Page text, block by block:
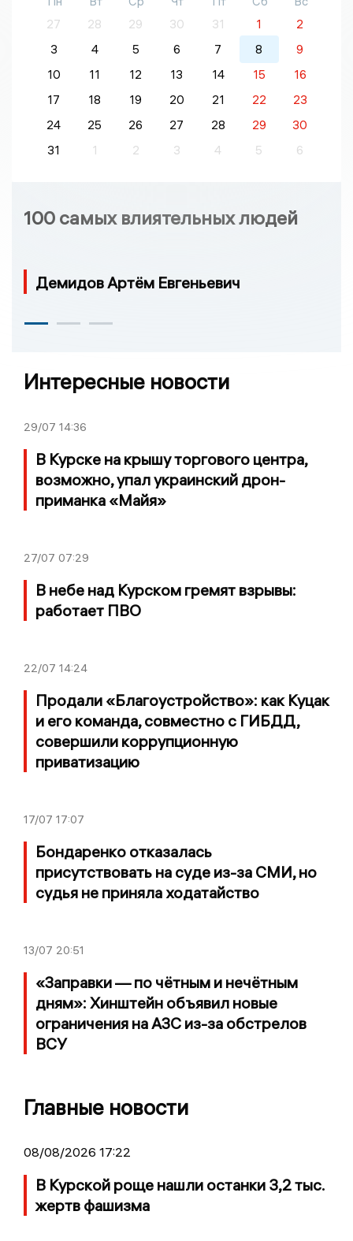
27
28 29 30 31 1
2
3
4 5 6 7 8
9
10
11 12 13 14 15
16
17
18 19 20 21 22
23
24
25 26 27 28 29
30
31
1 2 3 4 5 6
100 самых влиятельных людей
Демидов Артём Евгеньевич
Интересные новости
29/07 14:36
В Курске на крышу торгового центра,
возможно, упал украинский дрон-
приманка «Майя»
27/07 07:29
В небе над Курском гремят взрывы:
работает ПВО
22/07 14:24
Продали «Благоустройство»: как Куцак
и его команда, совместно с ГИБДД,
совершили коррупционную
приватизацию
17/07 17:07
Бондаренко отказалась
присутствовать на суде из-за СМИ, но
судья не приняла ходатайство
13/07 20:51
«Заправки — по чётным и нечётным
дням»: Хинштейн объявил новые
ограничения на АЗС из-за обстрелов
ВСУ
Главные новости
08/08/2026 17:22
В Курской роще нашли останки 3,2 тыс.
жертв фашизма